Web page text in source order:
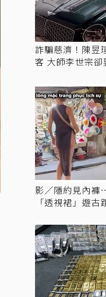
詐騙慈濟！陳昱
客 大師李世宗
影／隱約見內褲
「透視裙」遊